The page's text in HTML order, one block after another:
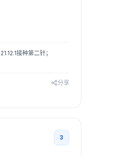
接种第二针；
分享
3